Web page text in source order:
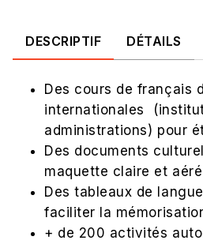
DESCRIPTIF DÉTAILS
Des cours de français
internationales
administrations) pour
Des documents
maquette claire et
Des tableaux de
faciliter la
+ de 200 activités